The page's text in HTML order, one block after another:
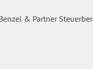
& Partner